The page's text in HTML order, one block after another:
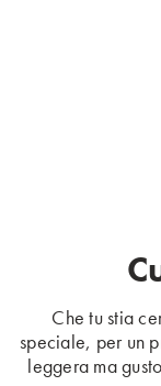
Che tu stia
speciale, per un
leggera ma